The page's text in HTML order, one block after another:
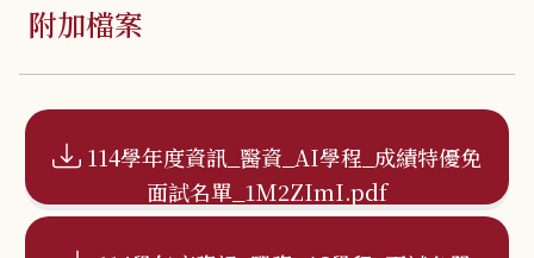
附加檔案
面試名單_1M2ZImI.pdf